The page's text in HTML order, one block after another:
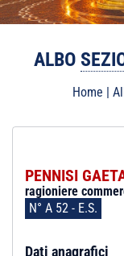
ALBO
Home |
PENNISI
ragioniere
N° A 52 - E.S.
Dati anagrafici